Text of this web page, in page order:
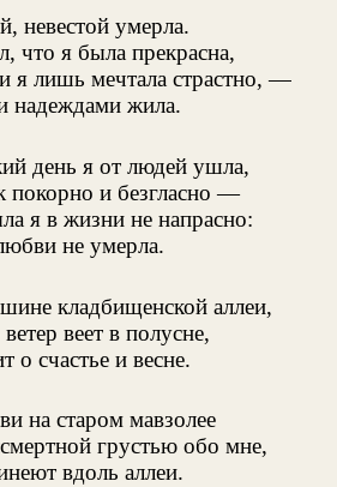
невестой умерла.
что я была прекрасна,
я лишь мечтала страстно, —
надеждами жила.
день я от людей ушла,
покорно и безгласно —
я в жизни не напрасно:
не умерла.
кладбищенской аллеи,
веет в полусне,
о счастье и весне.
на старом мавзолее
грустью обо мне,
вдоль аллеи.